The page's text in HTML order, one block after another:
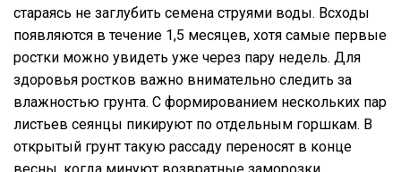
стараясь не заглубить семена струями воды. Всходы
появляются в течение 1,5 месяцев, хотя самые первые
ростки можно увидеть уже через пару недель. Для
здоровья ростков важно внимательно следить за
влажностью грунта. С формированием нескольких пар
листьев сеянцы пикируют по отдельным горшкам. В
открытый грунт такую рассаду переносят в конце
весны, когда минуют возвратные заморозки.